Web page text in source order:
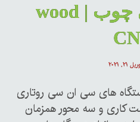
سی ان سی چوب | wood
۲۱, ۲۰۲۱
های سی ان سی روتاری
کاری و سه محور همزمان